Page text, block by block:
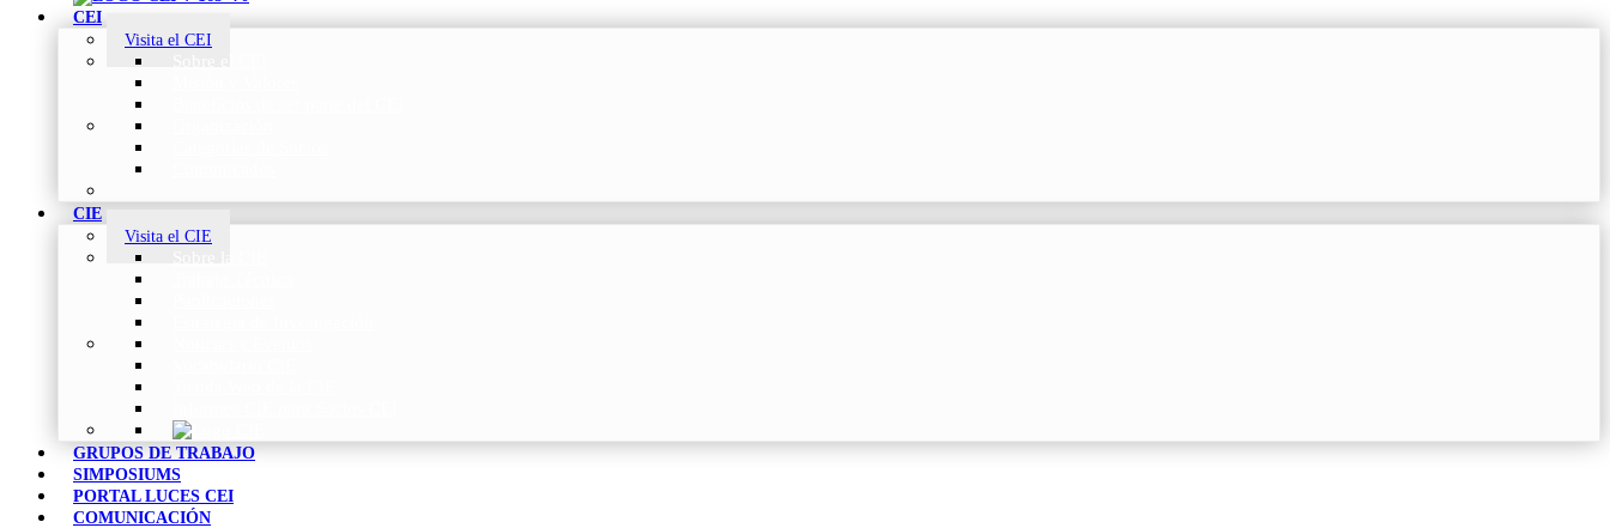
CEI
Visita el CEI
CIE
Visita el CIE
GRUPOS DE TRABAJO
SIMPOSIUMS
PORTAL LUCES CEI
COMUNICACIÓN